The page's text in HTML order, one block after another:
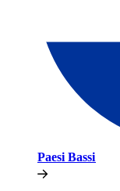
Paesi Bassi​​